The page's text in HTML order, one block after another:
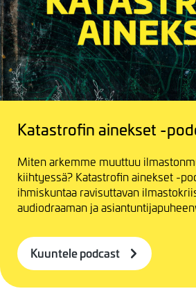
Katastrofin ainekset -
Miten arkemme muuttuu
kiihtyessä? Katastrofin ainekset -
ihmiskuntaa ravisuttavan
audiodraaman ja
Kuuntele podcast